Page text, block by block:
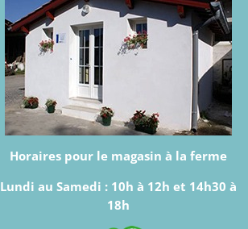
Horaires pour le magasin à la ferme
Lundi au Samedi : 10h à 12h et 14h30 à
18h